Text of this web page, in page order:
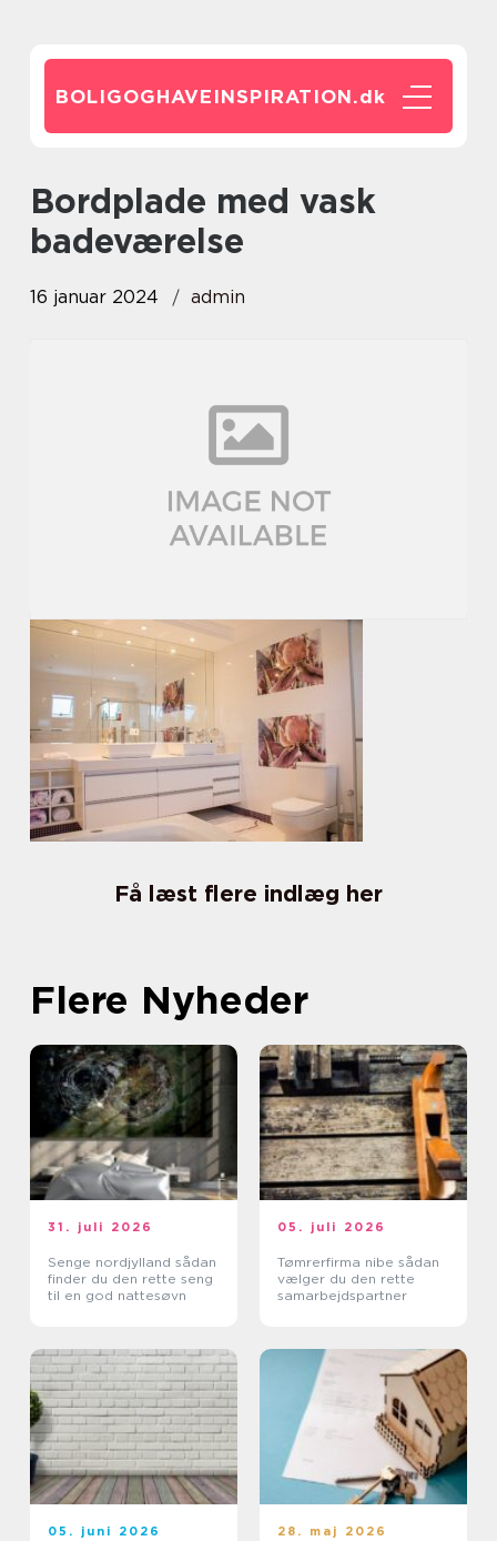
BOLIGOGHAVEINSPIRATION.dk
bordplade med vask
badeværelse
16 januar 2024 admin
Få læst flere indlæg her
Flere Nyheder
31. juli 2026
Senge nordjylland sådan
finder du den rette seng
til en god nattesøvn
05. juli 2026
Tømrerfirma nibe sådan
vælger du den rette
samarbejdspartner
05. juni 2026 28. maj 2026